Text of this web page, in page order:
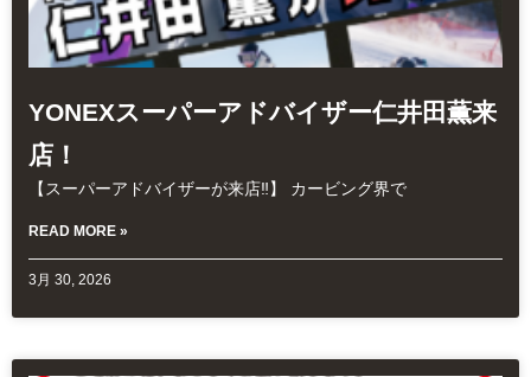
YONEXスーパーアドバイザー仁井田薫来
店！
【スーパーアドバイザーが来店‼️】 カービング界で
READ MORE »
3月 30, 2026